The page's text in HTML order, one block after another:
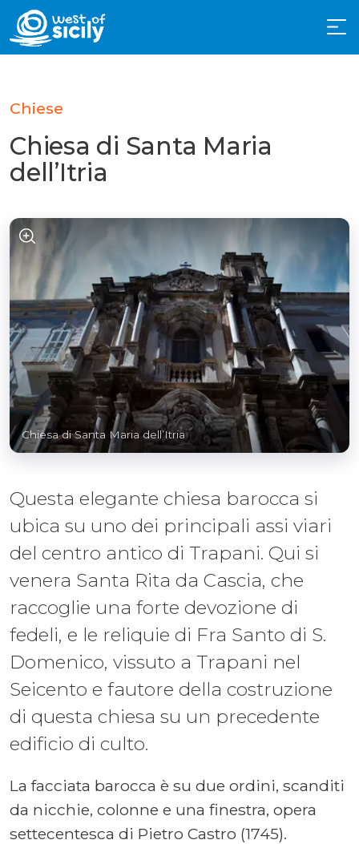
Chiese
Chiesa di Santa Maria
dell’Itria
Chiesa di Santa Maria dell’Itria
Questa elegante chiesa barocca si
ubica su uno dei principali assi viari
del centro antico di Trapani. Qui si
venera Santa Rita da Cascia, che
raccoglie una forte devozione di
fedeli, e le reliquie di Fra Santo di S.
Domenico, vissuto a Trapani nel
Seicento e fautore della costruzione
di questa chiesa su un precedente
edificio di culto.
La facciata barocca è su due ordini, scanditi
da nicchie, colonne e una finestra, opera
settecentesca di Pietro Castro (1745).